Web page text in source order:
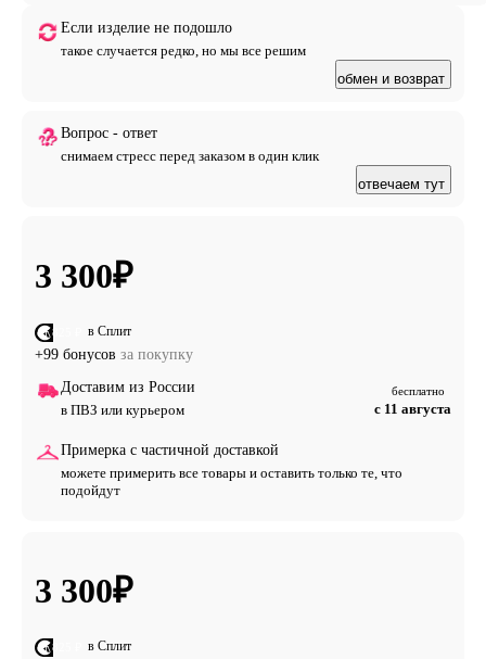
Если изделие не подошло
такое случается редко, но мы все решим
обмен и возврат
Вопрос - ответ
снимаем стресс перед заказом в один клик
отвечаем тут
3 300₽
от 825 ₽ в Сплит
+99 бонусов за покупку
Доставим из России
в ПВЗ или курьером
бесплатно
с 11 августа
Примерка с частичной доставкой
можете примерить все товары и оставить только те, что
подойдут
3 300₽
от 825 ₽ в Сплит